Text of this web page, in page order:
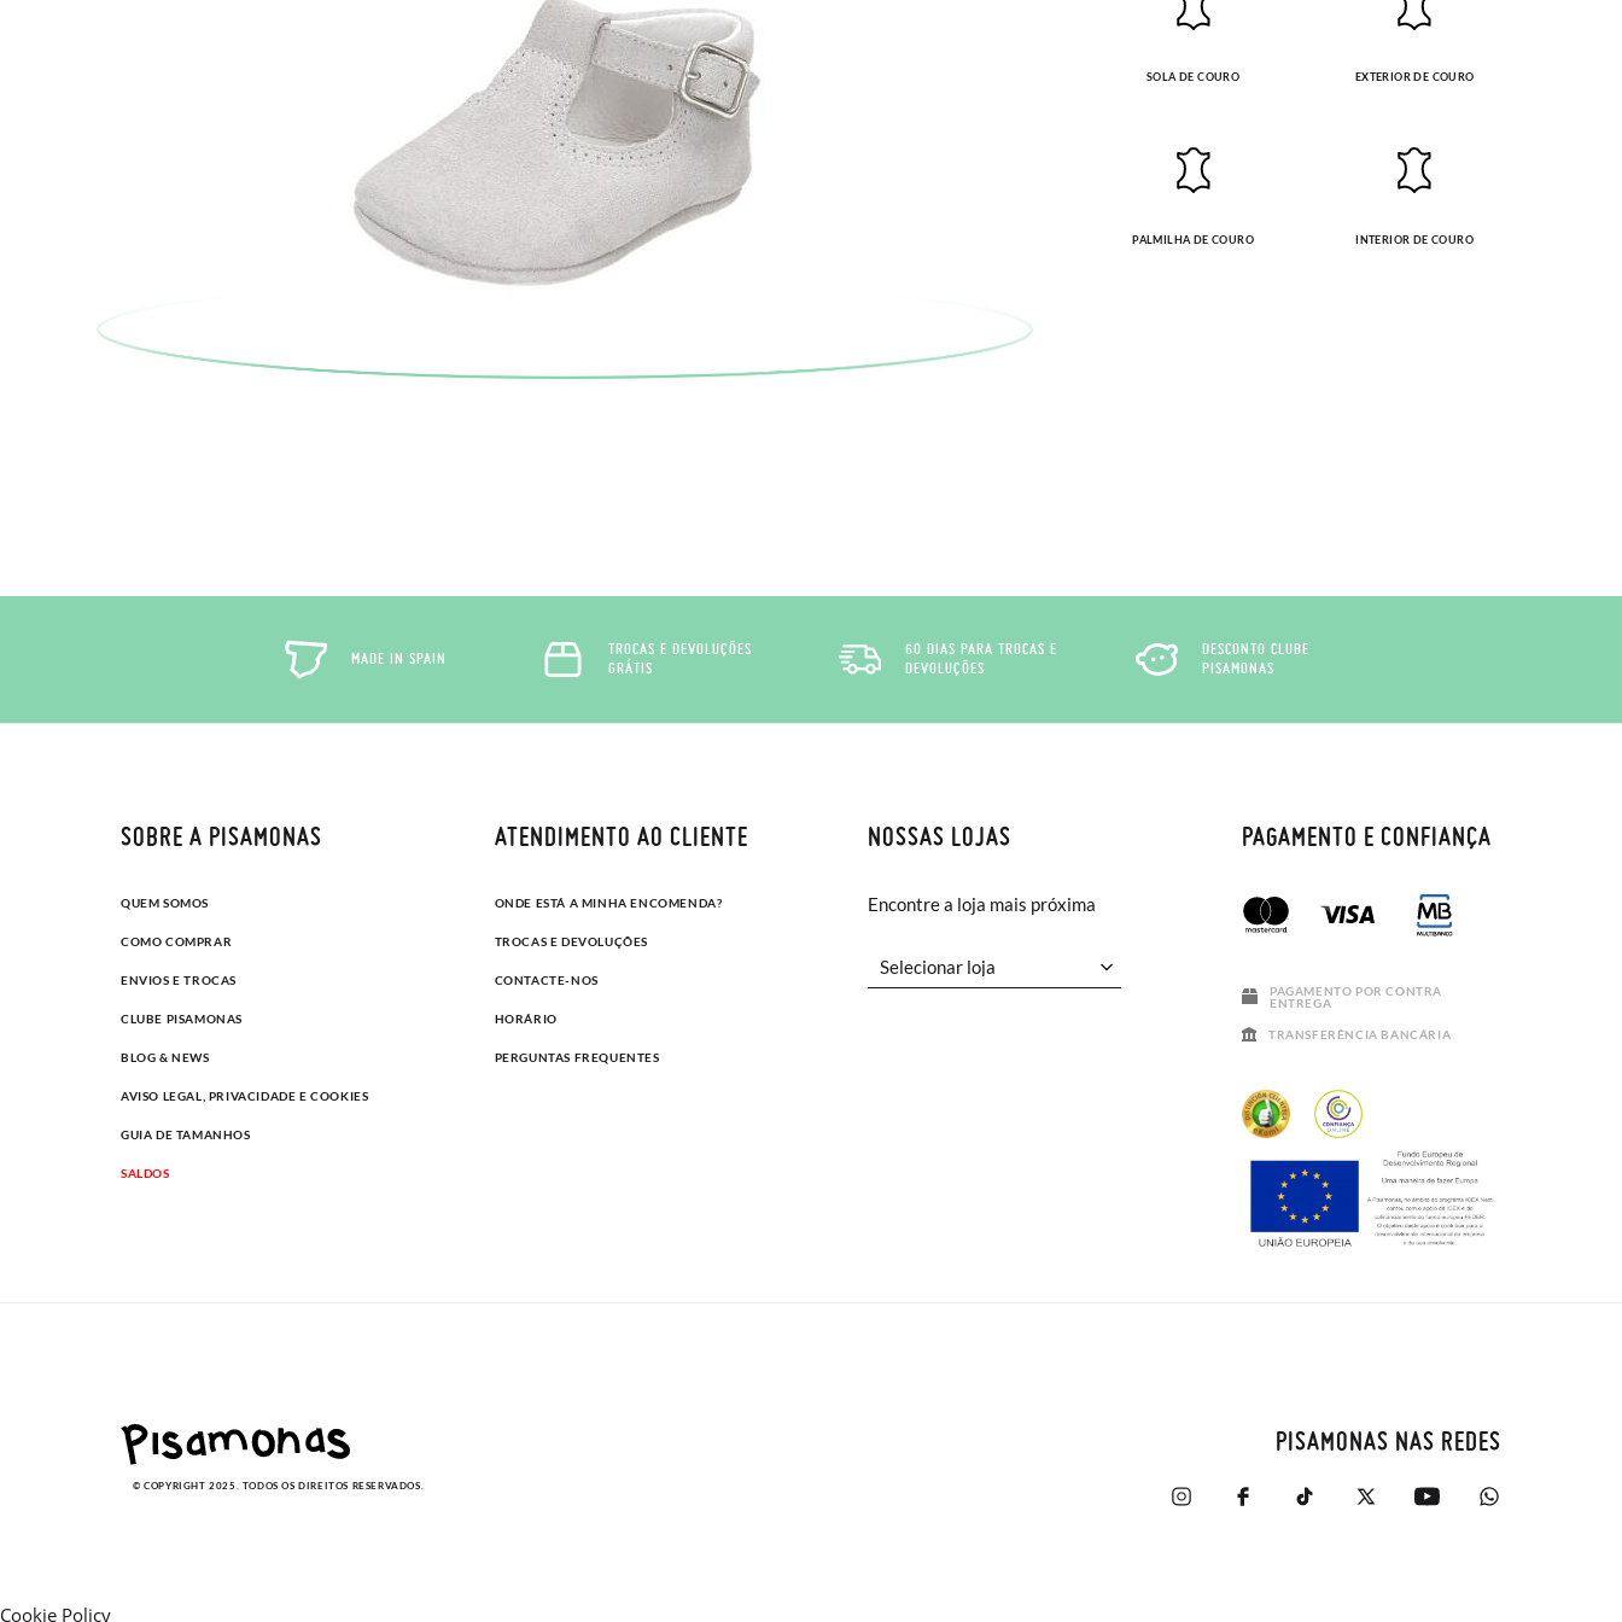
SOLA DE COURO EXTERIOR DE COURO
PALMILHA DE COURO INTERIOR DE COURO
MADE IN SPAIN
TROCAS E DEVOLUÇÕES
GRÁTIS
60 DIAS PARA TROCAS E
DEVOLUÇÕES
DESCONTO CLUBE
PISAMONAS
SOBRE A PISAMONAS
QUEM SOMOS
COMO COMPRAR
ENVIOS E TROCAS
CLUBE PISAMONAS
BLOG & NEWS
AVISO LEGAL, PRIVACIDADE E COOKIES
GUIA DE TAMANHOS
SALDOS
ATENDIMENTO AO CLIENTE
ONDE ESTÁ A MINHA ENCOMENDA?
TROCAS E DEVOLUÇÕES
CONTACTE-NOS
HORÁRIO
PERGUNTAS FREQUENTES
NOSSAS LOJAS
Encontre a loja mais próxima
PAGAMENTO E CONFIANÇA
PAGAMENTO POR CONTRA
ENTREGA
TRANSFERÊNCIA BANCÁRIA
© COPYRIGHT 2025. TODOS OS DIREITOS RESERVADOS.
PISAMONAS NAS REDES
Cookie Policy